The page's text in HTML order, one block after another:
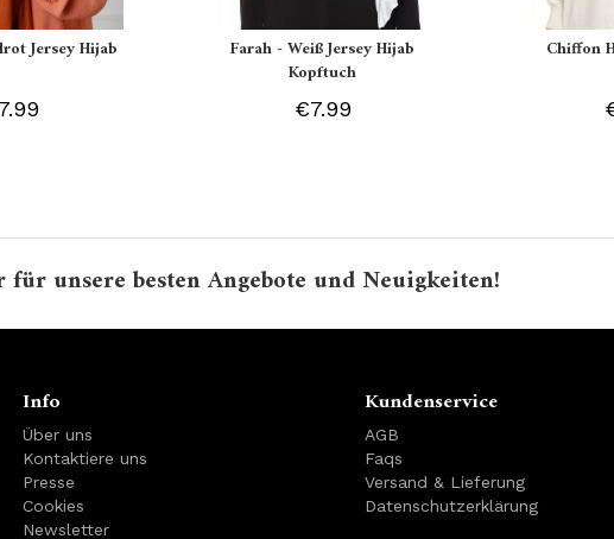
Jersey Hijab
Farah - Weiß Jersey Hijab
Kopftuch
€7.99
Chiffon
unsere besten Angebote und Neuigkeiten!
Info
Über uns
Kontaktiere uns
Presse
Cookies
Newsletter
Kundenservice
AGB
Faqs
Versand & Lieferung
Datenschutzerklärung